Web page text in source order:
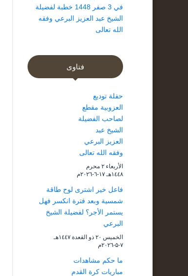
في 3 صفر 1448 خطبة لفضيلة
الشيخ عبد العزيز البرعي وفقه
الله تعالى
فتاوى
حفلة توديع
العزوبية مقطع
لصاحب الفضيلة
الشيخ عبد
العزيز البرعي
وفقه الله تعالى
الأربعاء ۲ محرم
۱٤٤۸هـ ۱۷-٦-۲۰۲٦م
فاعل خير اشترى لوح طاقة
شمسية وبعد فترة انكسر فهل
يستمر الأجر؟ لفضيلة الشيخ
البرعي
الخميس ۲۰ ذو القعدة ۱٤٤۷هـ
۷-۵-۲۰۲٦م
ما حكم مشاهدات
مباريات كرة القدم